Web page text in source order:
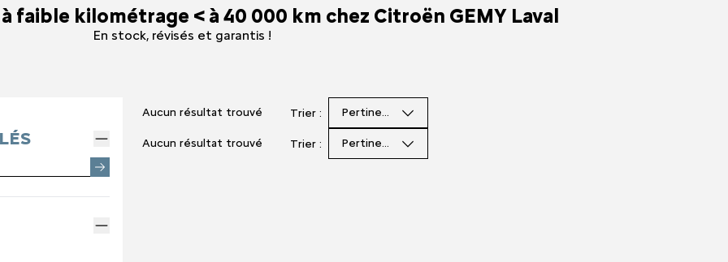
DÉMONSTRATION
SPOTICAR
RÉSERVEZ UN ESSAI
DÉCOUVREZ L'HYBRIDE
UTILITAIRES D'OCCASION
PRENDRE RENDEZ-VOUS
ENTRETIEN ET RÉPARATIONS
ENTRETIEN VÉHICULE ÉLECTRIQUE
ENTRETIEN VÉHICULE HYBRIDE
QUI SOMMES NOUS ?
NOS ACTUALITÉS
faible kilométrage < à 40 000 km chez Citroën GEMY Laval
En stock, révisés et garantis !
Aucun résultat trouvé Trier : Pertinence
Aucun résultat trouvé Trier : Pertinence